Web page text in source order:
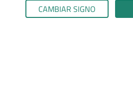
CAMBIAR SIGNO